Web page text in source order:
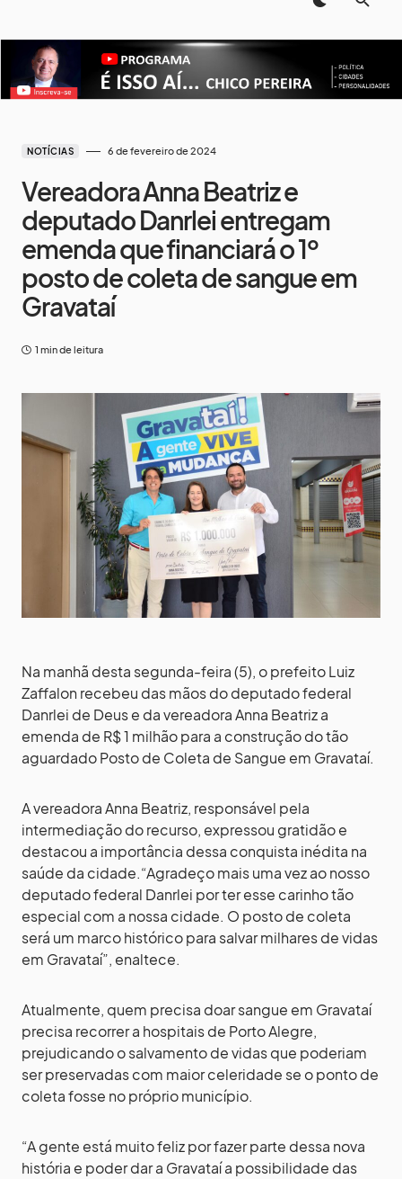
NOTÍCIAS 6 de fevereiro de 2024
Vereadora Anna Beatriz e
deputado Danrlei entregam
emenda que financiará o 1º
posto de coleta de sangue em
Gravataí
1 min de leitura
Na manhã desta segunda-feira (5), o prefeito Luiz
Zaffalon recebeu das mãos do deputado federal
Danrlei de Deus e da vereadora Anna Beatriz a
emenda de R$ 1 milhão para a construção do tão
aguardado Posto de Coleta de Sangue em Gravataí.
A vereadora Anna Beatriz, responsável pela
intermediação do recurso, expressou gratidão e
destacou a importância dessa conquista inédita na
saúde da cidade.“Agradeço mais uma vez ao nosso
deputado federal Danrlei por ter esse carinho tão
especial com a nossa cidade. O posto de coleta
será um marco histórico para salvar milhares de vidas
em Gravataí”, enaltece.
Atualmente, quem precisa doar sangue em Gravataí
precisa recorrer a hospitais de Porto Alegre,
prejudicando o salvamento de vidas que poderiam
ser preservadas com maior celeridade se o ponto de
coleta fosse no próprio município.
“A gente está muito feliz por fazer parte dessa nova
história e poder dar a Gravataí a possibilidade das